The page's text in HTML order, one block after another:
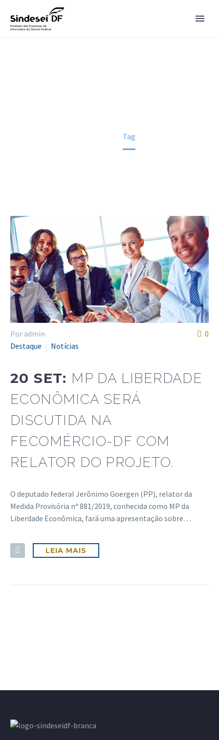
Português
Tag
0
Por admin
Destaque
Notícias
20 SET: MP DA LIBERDADE
ECONÔMICA SERÁ
DISCUTIDA NA
FECOMÉRCIO-DF COM
RELATOR DO PROJETO.
O deputado federal Jerônimo Goergen (PP), relator da
Medida Provisória nº 881/2019, conhecida como MP da
Liberdade Econômica, fará uma apresentação sobre…
LEIA MAIS